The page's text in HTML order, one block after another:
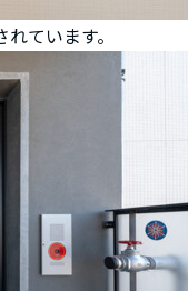
ています。